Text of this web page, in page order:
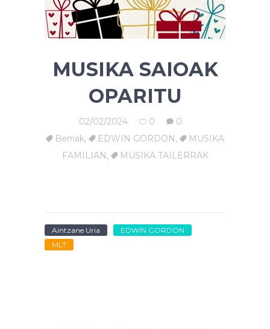
MUSIKA SAIOAK
OPARITU
02/02/2024 0
0
Berriak, EDWIN GORDON ,
MUSIKA
FAMILIAN , MUSIKA TAILERRAK
Aintzane Uria
EDWIN GORDON
MLT